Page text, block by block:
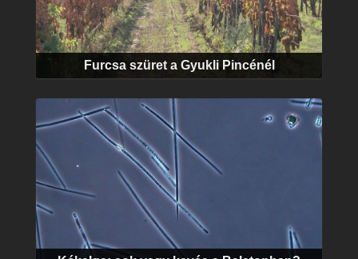
Furcsa szüret a Gyukli Pincénél